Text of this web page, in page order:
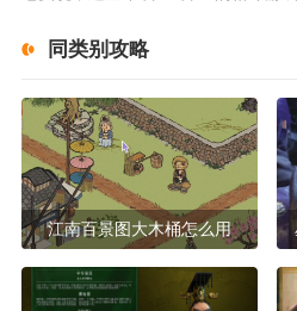
同类别攻略
江南百景图大木桶怎么用